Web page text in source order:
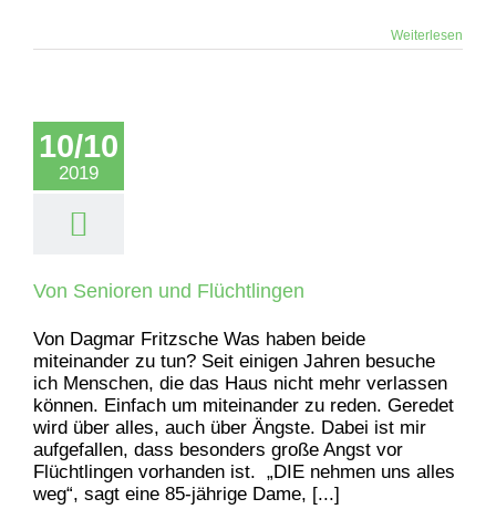
Weiterlesen
10/10
2019
Von Senioren und Flüchtlingen
Von Dagmar Fritzsche Was haben beide
miteinander zu tun? Seit einigen Jahren besuche
ich Menschen, die das Haus nicht mehr verlassen
können. Einfach um miteinander zu reden. Geredet
wird über alles, auch über Ängste. Dabei ist mir
aufgefallen, dass besonders große Angst vor
Flüchtlingen vorhanden ist. „DIE nehmen uns alles
weg“, sagt eine 85-jährige Dame, [...]